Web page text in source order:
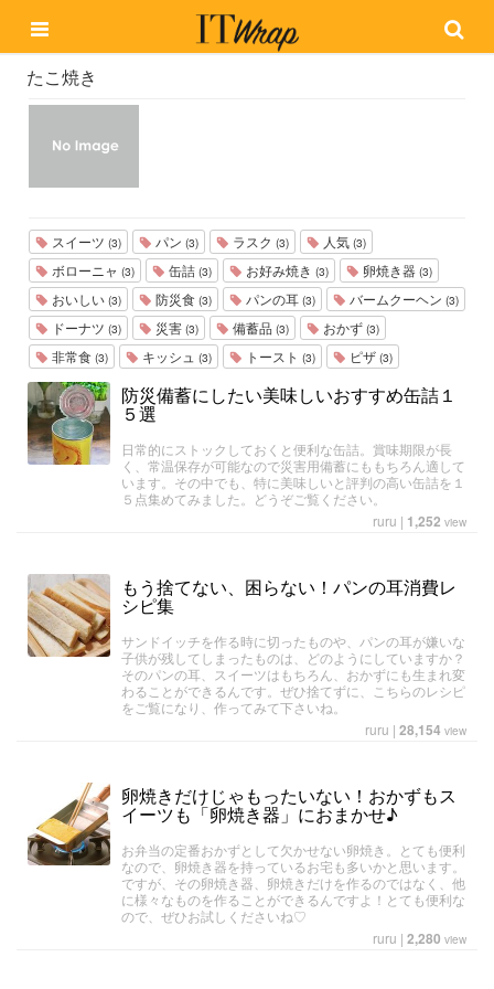
たこ焼き
スイーツ (3) パン (3) ラスク (3) 人気 (3)
ボローニャ (3) 缶詰 (3) お好み焼き (3) 卵焼き器 (3)
おいしい (3) 防災食 (3) パンの耳 (3) バームクーヘン (3)
ドーナツ (3) 災害 (3) 備蓄品 (3) おかず (3)
非常食 (3) キッシュ (3) トースト (3) ピザ (3)
防災備蓄にしたい美味しいおすすめ缶詰１
５選
日常的にストックしておくと便利な缶詰。賞味期限が長
く、常温保存が可能なので災害用備蓄にももちろん適して
います。その中でも、特に美味しいと評判の高い缶詰を１
５点集めてみました。どうぞご覧ください。
ruru | 1,252 view
もう捨てない、困らない！パンの耳消費レ
シピ集
サンドイッチを作る時に切ったものや、パンの耳が嫌いな
子供が残してしまったものは、どのようにしていますか？
そのパンの耳、スイーツはもちろん、おかずにも生まれ変
わることができるんです。ぜひ捨てずに、こちらのレシピ
をご覧になり、作ってみて下さいね。
ruru | 28,154 view
卵焼きだけじゃもったいない！おかずもス
イーツも「卵焼き器」におまかせ♪
お弁当の定番おかずとして欠かせない卵焼き。とても便利
なので、卵焼き器を持っているお宅も多いかと思います。
ですが、その卵焼き器、卵焼きだけを作るのではなく、他
に様々なものを作ることができるんですよ！とても便利な
ので、ぜひお試しくださいね♡
ruru | 2,280 view